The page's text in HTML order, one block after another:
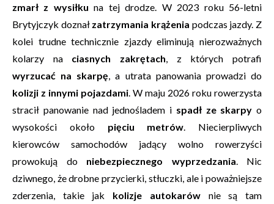
zmarł z wysiłku na tej drodze. W 2023 roku 56-letni
Brytyjczyk doznał zatrzymania krążenia podczas jazdy. Z
kolei trudne technicznie zjazdy eliminują nierozważnych
kolarzy na ciasnych zakrętach, z których potrafi
wyrzucać na skarpę, a utrata panowania prowadzi do
kolizji z innymi pojazdami. W maju 2026 roku rowerzysta
stracił panowanie nad jednośladem i spadł ze skarpy o
wysokości około pięciu metrów. Niecierpliwych
kierowców samochodów jadący wolno rowerzyści
prowokują do niebezpiecznego wyprzedzania. Nic
dziwnego, że drobne przycierki, stłuczki, ale i poważniejsze
zderzenia, takie jak kolizje autokarównie są tam